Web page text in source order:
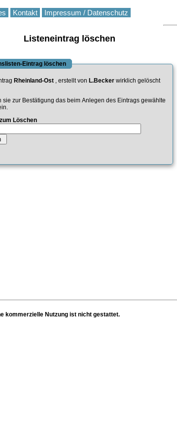
Kontakt Impressum / Datenschutz
Listeneintrag löschen
Eintrag löschen
Rheinland-Ost , erstellt von L.Becker wirklich gelöscht
sie zur Bestätigung das beim Anlegen des Eintrags gewählte
Löschen
kommerzielle Nutzung ist nicht gestattet.